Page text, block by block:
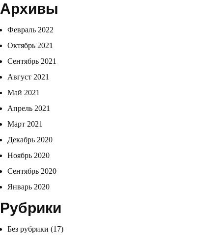
Архивы
Февраль 2022
Октябрь 2021
Сентябрь 2021
Август 2021
Май 2021
Апрель 2021
Март 2021
Декабрь 2020
Ноябрь 2020
Сентябрь 2020
Январь 2020
Рубрики
Без рубрики (17)